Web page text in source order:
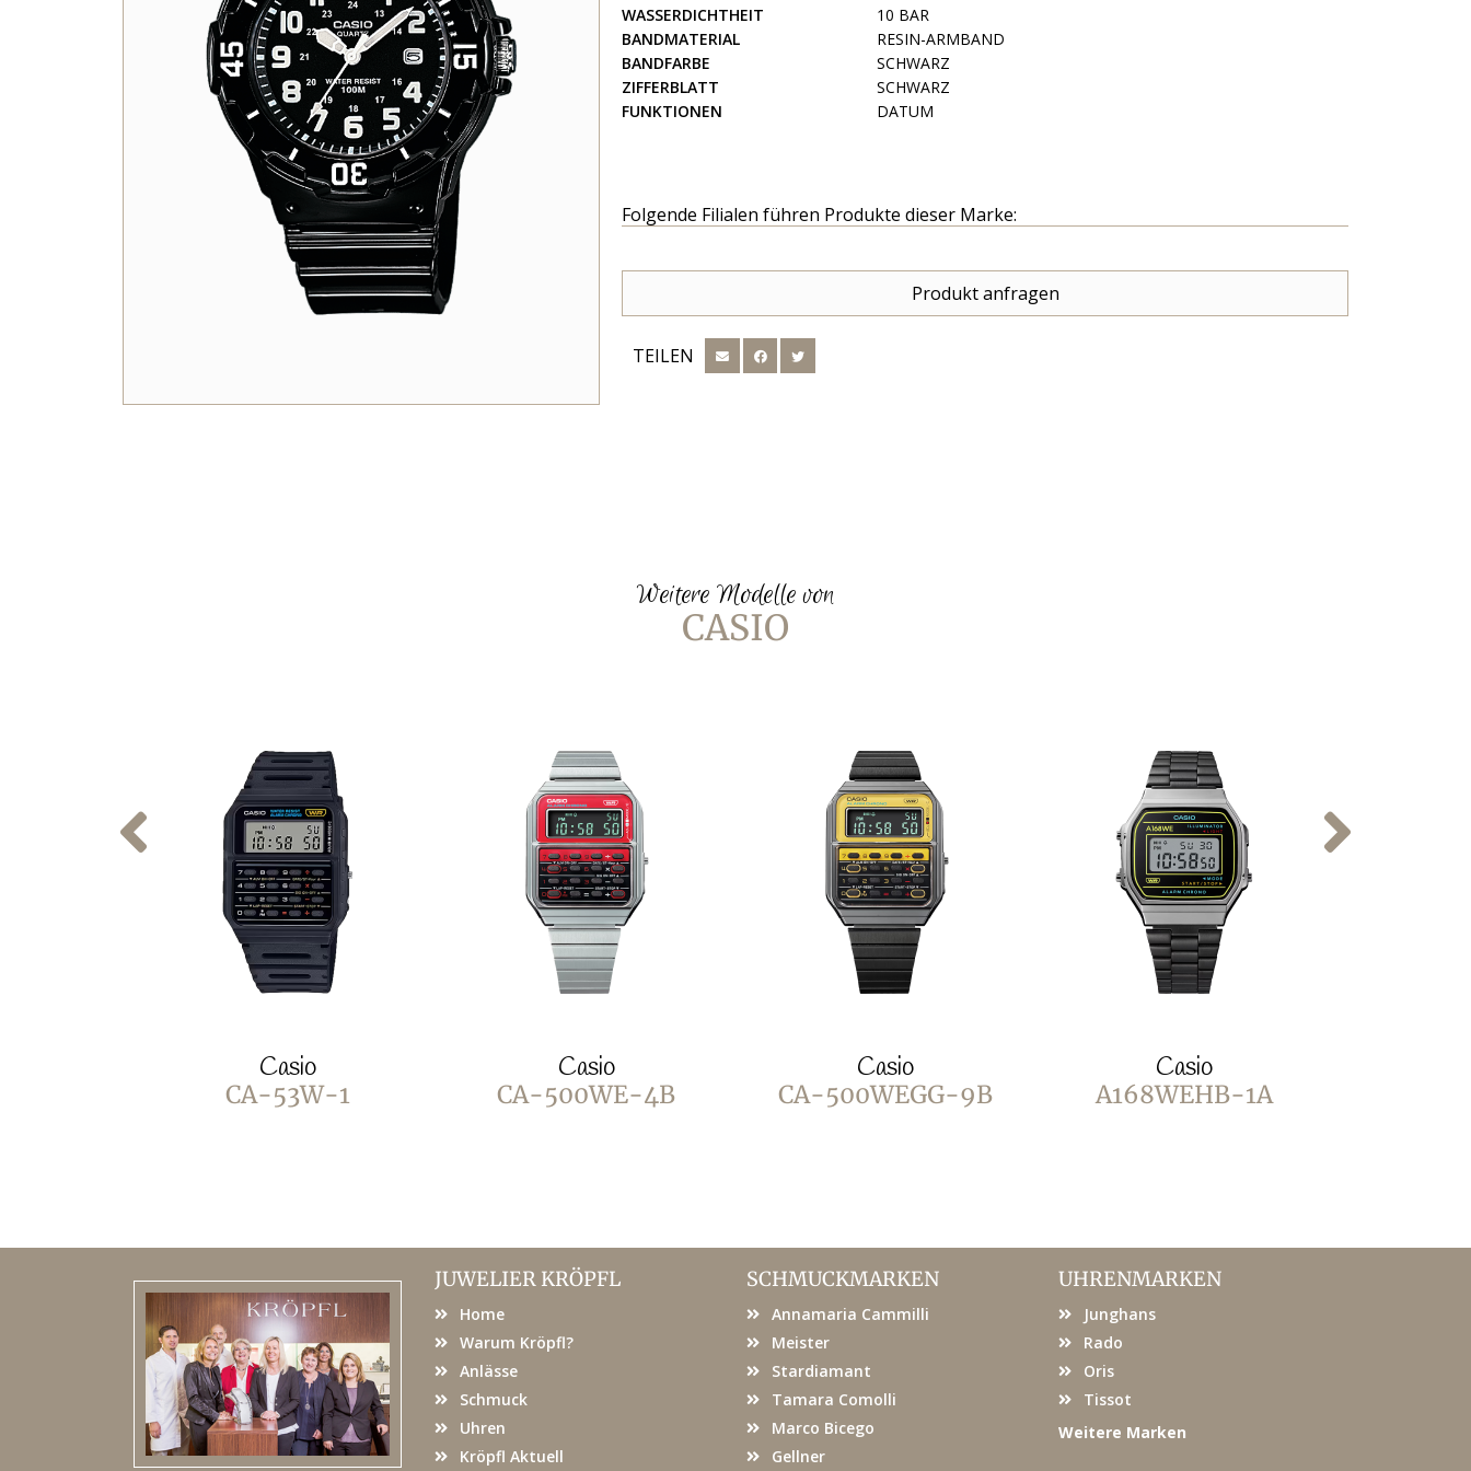
WASSERDICHTHEIT
10 BAR
BANDMATERIAL
RESIN-ARMBAND
BANDFARBE
SCHWARZ
ZIFFERBLATT
SCHWARZ
FUNKTIONEN
DATUM
Folgende Filialen führen Produkte dieser Marke:
Produkt anfragen
TEILEN
Weitere Modelle von
CASIO
Casio
CA-53W-1
Casio
CA-500WE-4B
Casio
CA-500WEGG-9B
Casio
A168WEHB-1A
JUWELIER KRÖPFL
Home
Warum Kröpfl?
Anlässe
Schmuck
Uhren
Kröpfl Aktuell
SCHMUCKMARKEN
Annamaria Cammilli
Meister
Stardiamant
Tamara Comolli
Marco Bicego
Gellner
UHRENMARKEN
Junghans
Rado
Oris
Tissot
Weitere Marken